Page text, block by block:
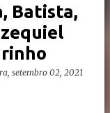
Batista,
setembro 02, 2021